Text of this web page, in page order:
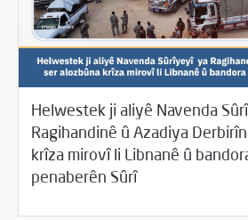
Helwestek ji aliyê Navenda
Ragihandinê û Azadiya
krîza mirovî li Libnanê û
penaberên Sûrî
10/2024 Beyannameyên SCMê